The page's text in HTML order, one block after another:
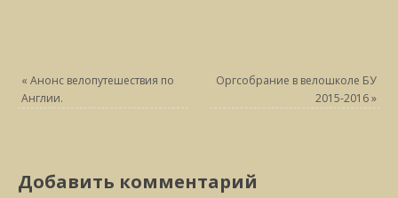
« Анонс велопутешествия по
Англии.
Оргсобрание в велошколе БУ
2015-2016»
Добавить комментарий